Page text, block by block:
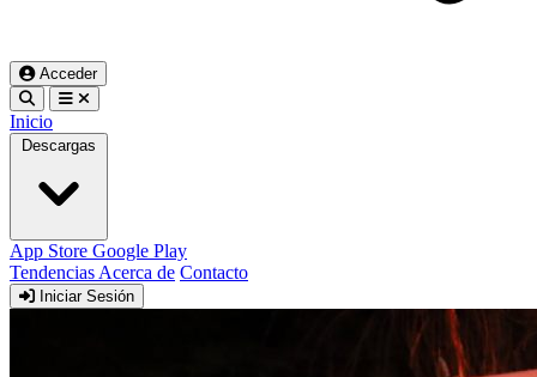
Acceder
Inicio
Descargas
App Store Google Play
Tendencias Acerca de Contacto
Iniciar Sesión